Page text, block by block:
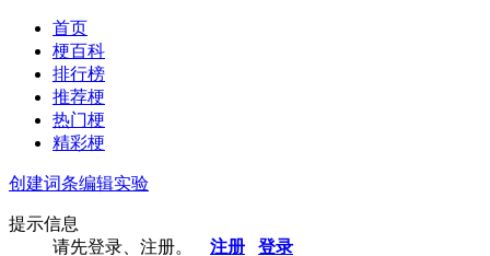
首页
梗百科
排行榜
推荐梗
热门梗
精彩梗
创建词条编辑实验
提示信息
请先登录、注册。 注册 登录